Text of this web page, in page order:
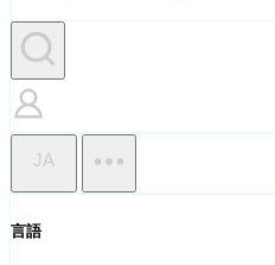
JA
言語